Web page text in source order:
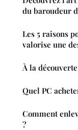
du baroudeur
Les 5 raisons
valorise une
À la
Quel PC
Comment
?